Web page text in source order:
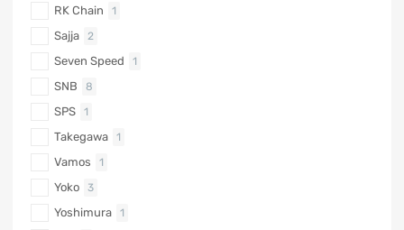
RK Chain 1
Sajja 2
Seven Speed 1
SNB 8
SPS 1
Takegawa 1
Vamos 1
Yoko 3
Yoshimura 1